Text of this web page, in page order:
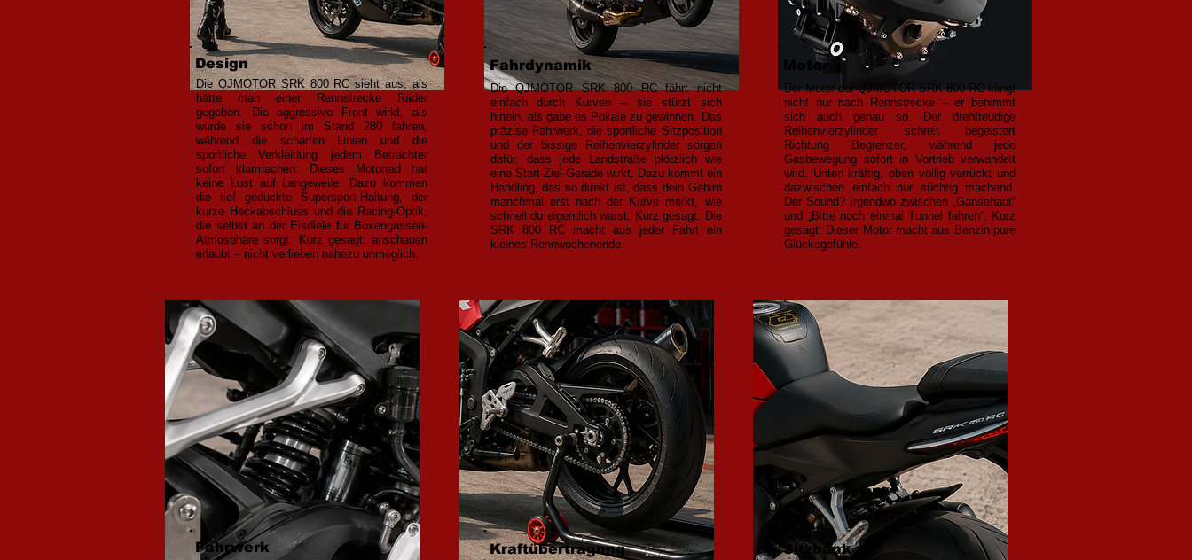
Design
Die QJMOTOR SRK 800 RC sieht aus, als
hätte man einer Rennstrecke Räder
gegeben. Die aggressive Front wirkt, als
würde sie schon im Stand 280 fahren,
während die scharfen Linien und die
sportliche Verkleidung jedem Betrachter
sofort klarmachen: Dieses Motorrad hat
keine Lust auf Langeweile. Dazu kommen
die tief geduckte Supersport-Haltung, der
kurze Heckabschluss und die Racing-Optik,
die selbst an der Eisdiele für Boxengassen-
Atmosphäre sorgt. Kurz gesagt: anschauen
erlaubt – nicht verlieben nahezu unmöglich.
Fahrdynamik
Die QJMOTOR SRK 800 RC fährt nicht
einfach durch Kurven – sie stürzt sich
hinein, als gäbe es Pokale zu gewinnen. Das
präzise Fahrwerk, die sportliche Sitzposition
und der bissige Reihenvierzylinder sorgen
dafür, dass jede Landstraße plötzlich wie
eine Start-Ziel-Gerade wirkt. Dazu kommt ein
Handling, das so direkt ist, dass dein Gehirn
manchmal erst nach der Kurve merkt, wie
schnell du eigentlich warst. Kurz gesagt: Die
SRK 800 RC macht aus jeder Fahrt ein
kleines Rennwochenende.
Motor
Der Motor der QJMOTOR SRK 800 RC klingt
nicht nur nach Rennstrecke – er benimmt
sich auch genau so. Der drehfreudige
Reihenvierzylinder schreit begeistert
Richtung Begrenzer, während jede
Gasbewegung sofort in Vortrieb verwandelt
wird. Unten kräftig, oben völlig verrückt und
dazwischen einfach nur süchtig machend.
Der Sound? Irgendwo zwischen „Gänsehaut“
und „Bitte noch einmal Tunnel fahren“. Kurz
gesagt: Dieser Motor macht aus Benzin pure
Glücksgefühle.
Fahrwerk Kraftübertragung Sitzbank